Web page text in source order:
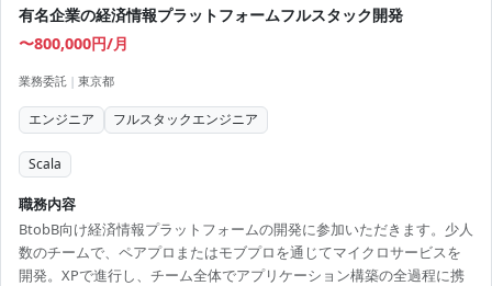
有名企業の経済情報プラットフォームフルスタック開発
〜800,000円/月
業務委託 | 東京都
エンジニア フルスタックエンジニア
Scala
職務内容
BtobB向け経済情報プラットフォームの開発に参加いただきます。少人
数のチームで、ペアプロまたはモブプロを通じてマイクロサービスを
開発。XPで進行し、チーム全体でアプリケーション構築の全過程に携